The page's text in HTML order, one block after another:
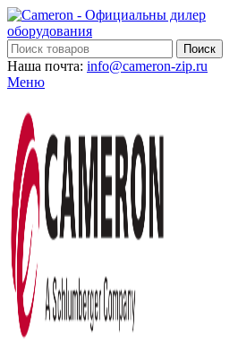
Поиск
Наша почта: info@cameron-zip.ru
Меню